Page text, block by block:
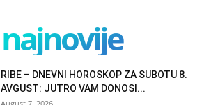
najnovije
RIBE – DNEVNI HOROSKOP ZA SUBOTU 8.
AVGUST: JUTRO VAM DONOSI...